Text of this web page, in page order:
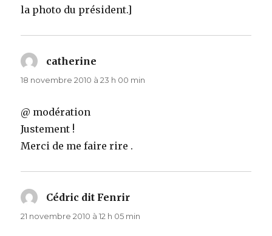
la photo du président.]
catherine
18 novembre 2010 à 23 h 00 min
@ modération
Justement !
Merci de me faire rire .
Cédric dit Fenrir
21 novembre 2010 à 12 h 05 min